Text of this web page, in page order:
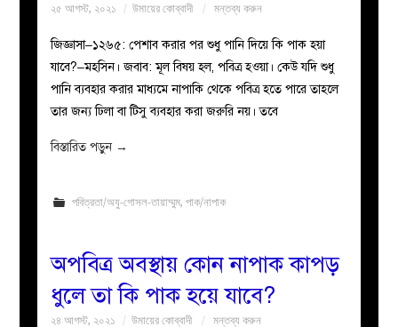
২৫ আগস্ট, ২০২১ উমায়ের কোব্বাদী মন্তব্য করুন
জিজ্ঞাসা–১২৬৫: পেশাব করার পর শুধু পানি দিয়ে কি পাক হয়া
যাবে?–মহসিন। জবাব: মূল বিষয় হল, পবিত্র হওয়া। কেউ যদি শুধু
পানি ব্যবহার করার মাধ্যমে নাপাকি থেকে পবিত্র হতে পারে তাহলে
তার জন্য ঢিলা বা টিসু ব্যবহার করা জরুরি নয়। তবে
বিস্তারিত পড়ুন →
পবিত্রতা/অযু-গোসল-তায়াম্মুম, পাক/নাপাক
অপবিত্র অবস্থায় কোন নাপাক কাপড়
ধুলে তা কি পাক হয়ে যাবে?
২৪ আগস্ট, ২০২১ উমায়ের কোব্বাদী মন্তব্য করুন